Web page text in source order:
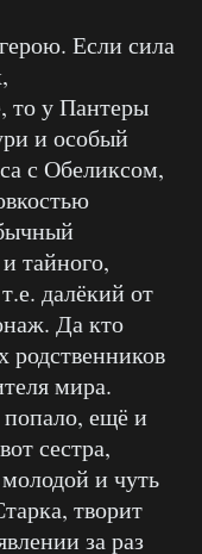
Если сила
то у Пантеры
и особый
с Обеликсом,
тайного,
далёкий от
Да кто
родственников
мира.
ещё и
сестра,
и чуть
творит
за раз